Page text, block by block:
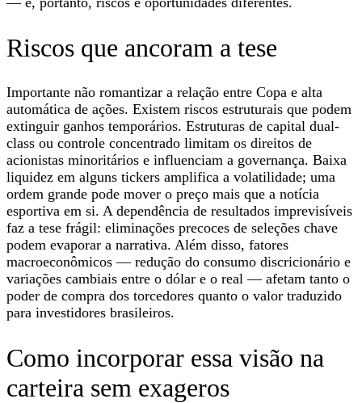
Riscos que ancoram a tese
Importante não romantizar a relação entre Copa e alta
automática de ações. Existem riscos estruturais que podem
extinguir ganhos temporários. Estruturas de capital dual-
class ou controle concentrado limitam os direitos de
acionistas minoritários e influenciam a governança. Baixa
liquidez em alguns tickers amplifica a volatilidade; uma
ordem grande pode mover o preço mais que a notícia
esportiva em si. A dependência de resultados imprevisíveis
faz a tese frágil: eliminações precoces de seleções chave
podem evaporar a narrativa. Além disso, fatores
macroeconômicos — redução do consumo discricionário e
variações cambiais entre o dólar e o real — afetam tanto o
poder de compra dos torcedores quanto o valor traduzido
para investidores brasileiros.
Como incorporar essa visão na
carteira sem exageros